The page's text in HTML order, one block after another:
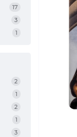
17
3
1
2
1
2
1
3